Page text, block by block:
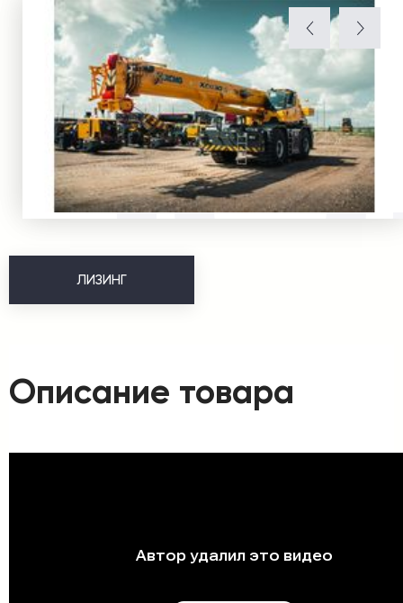
ЛИЗИНГ
Описание товара